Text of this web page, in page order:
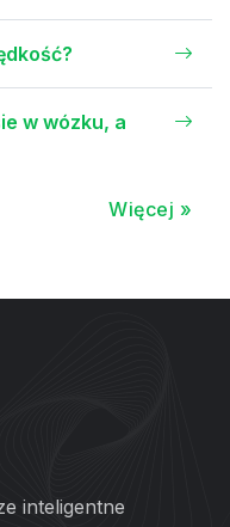
w wózku, a
Więcej »
inteligentne